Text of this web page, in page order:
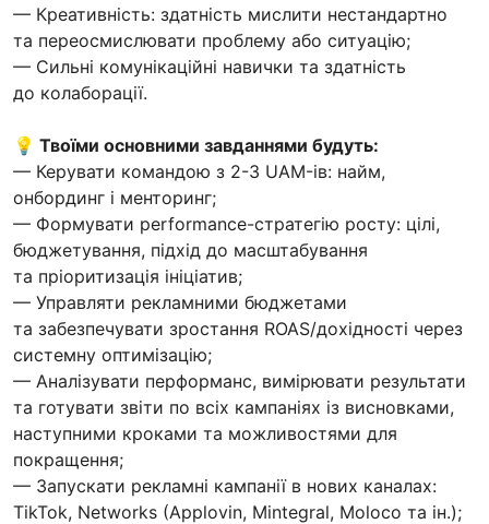
— Креативність: здатність мислити нестандартно
та переосмислювати проблему або ситуацію;
— Сильні комунікаційні навички та здатність
до колаборації.
💡 Твоїми основними завданнями будуть:
— Керувати командою з 2-3 UAM-ів: найм,
онбординг і менторинг;
— Формувати performance-стратегію росту: цілі,
бюджетування, підхід до масштабування
та пріоритизація ініціатив;
— Управляти рекламними бюджетами
та забезпечувати зростання ROAS/дохідності через
системну оптимізацію;
— Аналізувати перформанс, вимірювати результати
та готувати звіти по всіх кампаніях із висновками,
наступними кроками та можливостями для
покращення;
— Запускати рекламні кампанії в нових каналах:
TikTok, Networks (Applovin, Mintegral, Moloco та ін.);